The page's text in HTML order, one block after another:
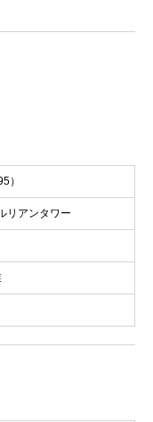
）
リアンタワー